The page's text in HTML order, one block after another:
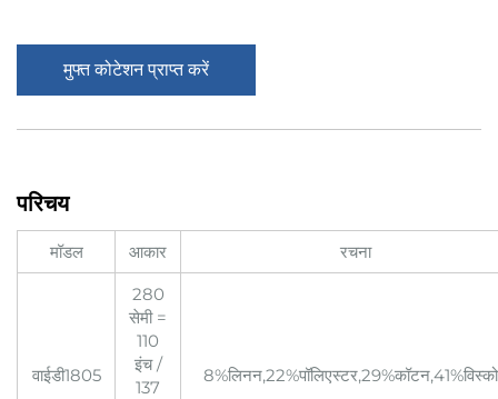
मुफ्त कोटेशन प्राप्त करें
परिचय
मॉडल आकार रचना
वाईडी1805
280
सेमी =
110
इंच /
137